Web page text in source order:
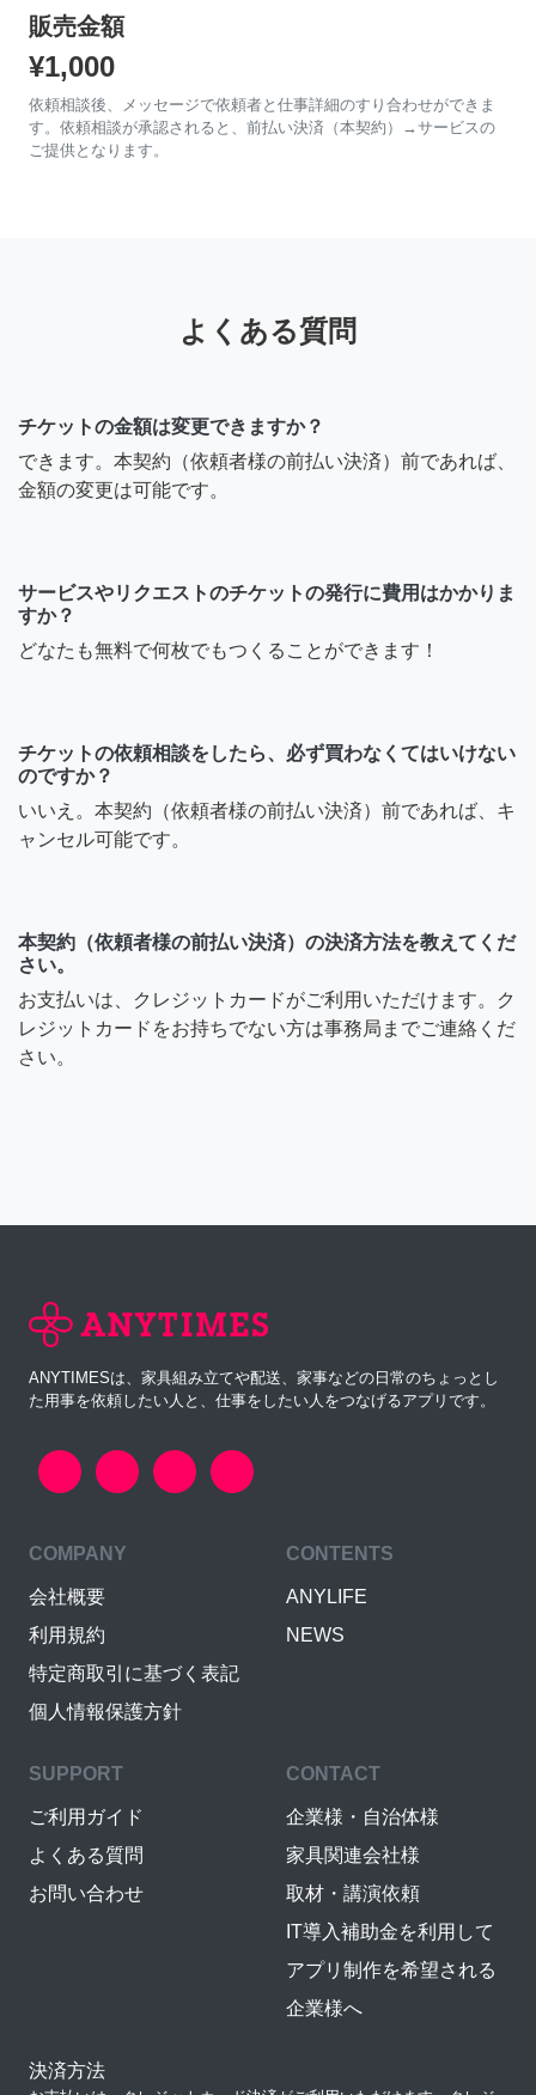
販売金額
¥1,000
依頼相談後、メッセージで依頼者と仕事詳細のすり合わせができま
す。依頼相談が承認されると、前払い決済（本契約）→サービスの
ご提供となります。
よくある質問
チケットの金額は変更できますか？
できます。本契約（依頼者様の前払い決済）前であれば、
金額の変更は可能です。
サービスやリクエストのチケットの発行に費用はかかりま
すか？
どなたも無料で何枚でもつくることができます！
チケットの依頼相談をしたら、必ず買わなくてはいけない
のですか？
いいえ。本契約（依頼者様の前払い決済）前であれば、キ
ャンセル可能です。
本契約（依頼者様の前払い決済）の決済方法を教えてくだ
さい。
お支払いは、クレジットカードがご利用いただけます。ク
レジットカードをお持ちでない方は事務局までご連絡くだ
さい。
ANYTIMESは、家具組み立てや配送、家事などの日常のちょっとし
た用事を依頼したい人と、仕事をしたい人をつなげるアプリです。
COMPANY
会社概要
利用規約
特定商取引に基づく表記
個人情報保護方針
CONTENTS
ANYLIFE
NEWS
SUPPORT
ご利用ガイド
よくある質問
お問い合わせ
CONTACT
企業様・自治体様
家具関連会社様
取材・講演依頼
IT導入補助金を利用して
アプリ制作を希望される
企業様へ
決済方法